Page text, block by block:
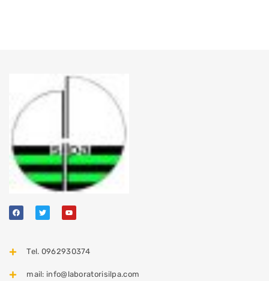
Tel. 0962930374
mail: info@laboratorisilpa.com